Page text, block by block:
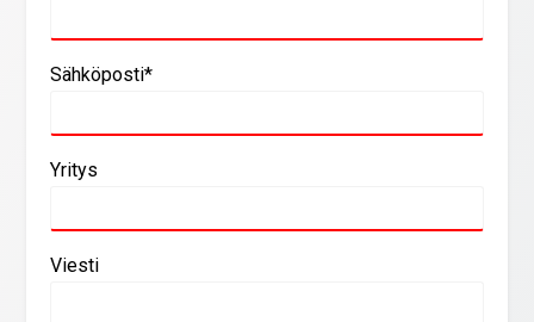
Sähköposti*
Yritys
Viesti